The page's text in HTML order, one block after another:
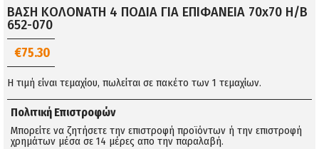
ΒΑΣΗ ΚΟΛΟΝΑΤΗ 4 ΠΟΔΙΑ ΓΙΑ ΕΠΙΦΑΝΕΙΑ 70x70 Η/Β
652-070
€75.30
Η τιμή είναι τεμαχίου, πωλείται σε πακέτο των 1 τεμαχίων.
Πολιτική Επιστροφών
Μπορείτε να ζητήσετε την επιστροφή προϊόντων ή την επιστροφή
χρημάτων μέσα σε 14 μέρες απο την παραλαβή.